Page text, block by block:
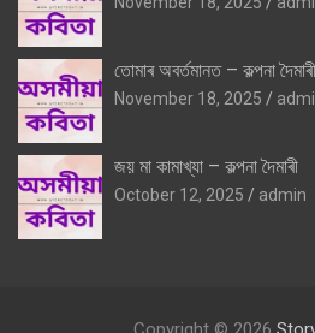
তোমাৰ অবৰ্তমানত – কল্পনা দৈমাৰী
November 18, 2025
জয় মা কামাখ্যা – কল্পনা দৈমাৰী
October 12, 2025 admin